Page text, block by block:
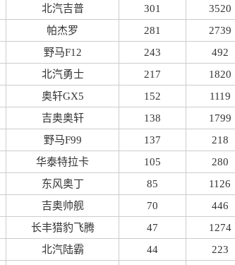
北汽吉普 301
3520
帕杰罗 281
2739
野马F12 243
492
北汽勇士 217
1820
奥轩GX5 152
1119
吉奥奥轩 138
1799
野马F99 137
218
华泰特拉卡 105
280
东风奥丁 85
1126
吉奥帅舰 70
446
长丰猎豹飞腾 47
1274
北汽陆霸 44
223